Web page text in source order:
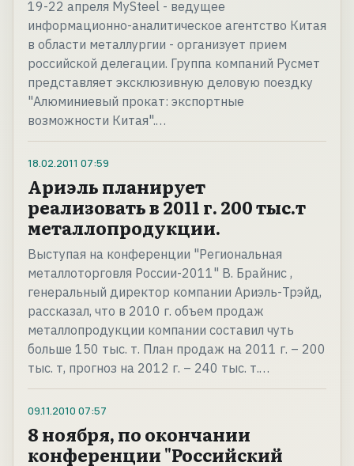
19-22 апреля MySteel - ведущее
информационно-аналитическое агентство Китая
в области металлургии - организует прием
российской делегации. Группа компаний Русмет
представляет эксклюзивную деловую поездку
"Алюминиевый прокат: экспортные
возможности Китая".…
18.02.2011 07:59
Ариэль планирует
реализовать в 2011 г. 200 тыс.т
металлопродукции.
Выступая на конференции "Региональная
металлоторговля России-2011" В. Брайнис ,
генеральный директор компании Ариэль-Трэйд,
рассказал, что в 2010 г. объем продаж
металлопродукции компании составил чуть
больше 150 тыс. т. План продаж на 2011 г. – 200
тыс. т, прогноз на 2012 г. – 240 тыс. т.…
09.11.2010 07:57
8 ноября, по окончании
конференции "Российский